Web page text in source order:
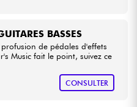
BASSES
de pédales d'effets
Music fait le point, suivez ce
CONSULTER